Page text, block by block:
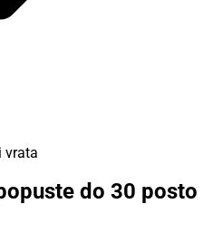
vrata
do 30 posto